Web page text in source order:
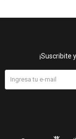
¡Suscribite